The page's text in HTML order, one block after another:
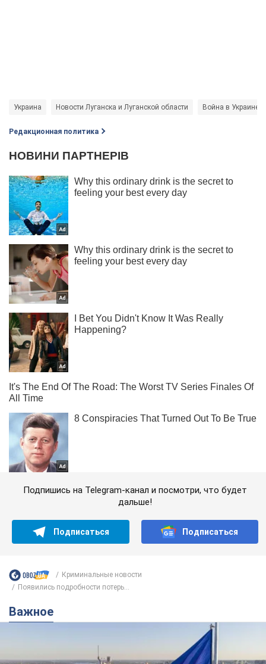
Украина Новости Луганска и Луганской области Война в Украине
Редакционная политика
Подпишись на Telegram-канал и посмотри, что будет
дальше!
Подписаться Подписаться
Криминальные новости
Появились подробности потерь...
Важное